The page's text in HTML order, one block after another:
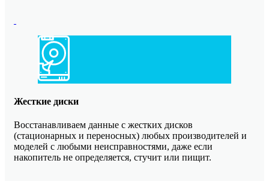
Жесткие диски
Восстанавливаем данные с жестких дисков
(стационарных и переносных) любых производителей и
моделей с любыми неисправностями, даже если
накопитель не определяется, стучит или пищит.